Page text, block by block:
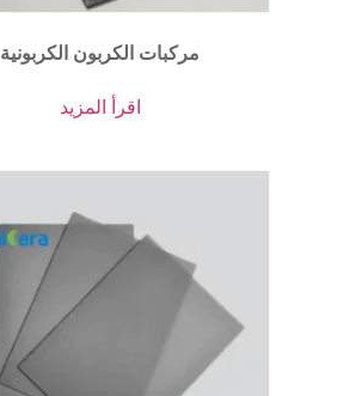
مركبات الكربون الكربونية
اقرأ المزيد